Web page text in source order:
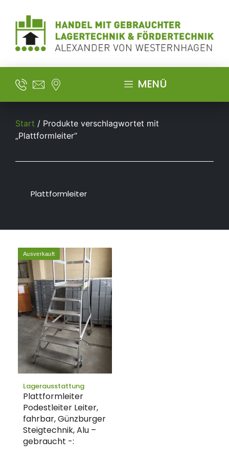
MENÜ
Start / Produkte verschlagwortet mit
„Plattformleiter“
Plattformleiter
Ausverkauft
Lagerausstattung
Plattformleiter
Podestleiter Leiter,
fahrbar, Günzburger
Steigtechnik, Alu –
gebraucht -: